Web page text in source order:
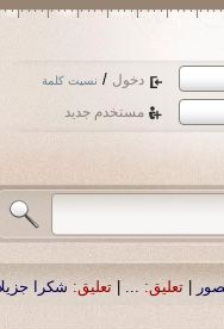
دخول / نسيت كلمة
مستخدم جديد
...
| تعليق: شكرا جزيلا أستاذ حمد